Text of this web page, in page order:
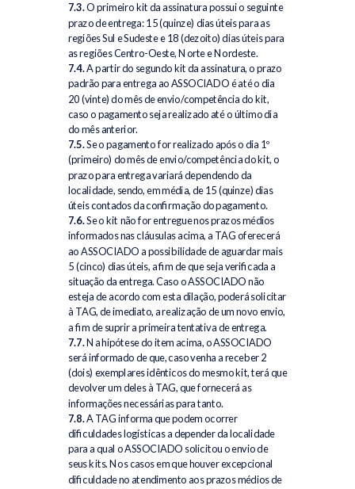
7.3.O primeiro kit da assinatura possui o seguinte
prazo de entrega: 15 (quinze) dias úteis para as
regiões Sul e Sudeste e 18 (dezoito) dias úteis para
as regiões Centro-Oeste, Norte e Nordeste.
7.4.A partir do segundo kit da assinatura, o prazo
padrão para entrega ao ASSOCIADO é até o dia
20 (vinte) do mês de envio/competência do kit,
caso o pagamento seja realizado até o último dia
do mês anterior.
7.5.Se o pagamento for realizado após o dia 1º
(primeiro) do mês de envio/competência do kit, o
prazo para entrega variará dependendo da
localidade, sendo, em média, de 15 (quinze) dias
úteis contados da confirmação do pagamento.
7.6.Se o kit não for entregue nos prazos médios
informados nas cláusulas acima, a TAG oferecerá
ao ASSOCIADO a possibilidade de aguardar mais
5 (cinco) dias úteis, a fim de que seja verificada a
situação da entrega. Caso o ASSOCIADO não
esteja de acordo com esta dilação, poderá solicitar
à TAG, de imediato, a realização de um novo envio,
a fim de suprir a primeira tentativa de entrega.
7.7.Na hipótese do item acima, o ASSOCIADO
será informado de que, caso venha a receber 2
(dois) exemplares idênticos do mesmo kit, terá que
devolver um deles à TAG, que fornecerá as
informações necessárias para tanto.
7.8.A TAG informa que podem ocorrer
dificuldades logísticas a depender da localidade
para a qual o ASSOCIADO solicitou o envio de
seus kits. Nos casos em que houver excepcional
dificuldade no atendimento aos prazos médios de